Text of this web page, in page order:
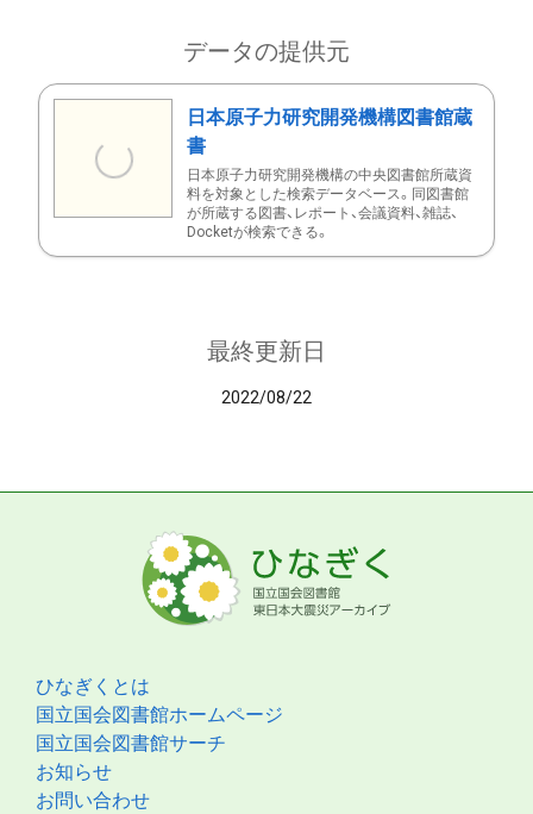
データの提供元
日本原子力研究開発機構図書館蔵
書
日本原子力研究開発機構の中央図書館所蔵資
料を対象とした検索データベース。同図書館
が所蔵する図書、レポート、会議資料、雑誌、
Docketが検索できる。
最終更新日
2022/08/22
ひなぎくとは
国立国会図書館ホームページ
国立国会図書館サーチ
お知らせ
お問い合わせ